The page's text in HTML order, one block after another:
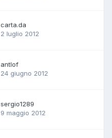
carta.da
2 luglio 2012
antlof
24 giugno 2012
sergio1289
9 maggio 2012